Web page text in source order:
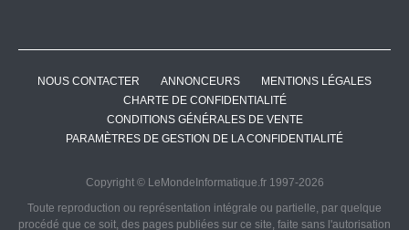
NOUS CONTACTER ANNONCEURS
MENTIONS LÉGALES
CHARTE DE CONFIDENTIALITÉ
CONDITIONS GÉNÉRALES DE VENTE
PARAMÈTRES DE GESTION DE LA CONFIDENTIALITÉ
Copyright © LeMondeInformatique.fr 1997-2026
Toute reproduction ou représentation intégrale ou partielle, par quelque
procédé que ce soit, des pages publiées sur ce site, faite sans l'autorisation